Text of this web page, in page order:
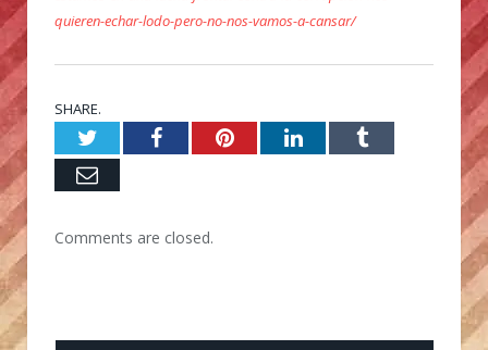
quieren-echar-lodo-pero-no-nos-vamos-a-cansar/
SHARE.
TwitterFacebookPinterestLinkedInTumblr
Email
Comments are closed.